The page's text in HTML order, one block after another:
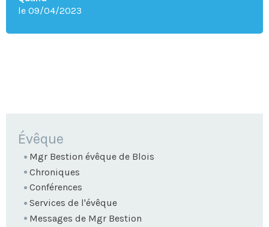
le 09/04/2023
NAVIGATION
Évêque
Mgr Bestion évêque de Blois
Chroniques
Conférences
Services de l'évêque
Messages de Mgr Bestion